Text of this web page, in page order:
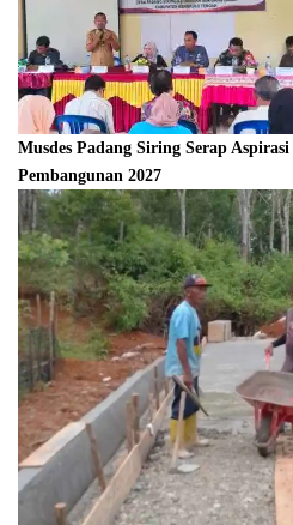
Musdes Padang Siring Serap
Pembangunan 2027